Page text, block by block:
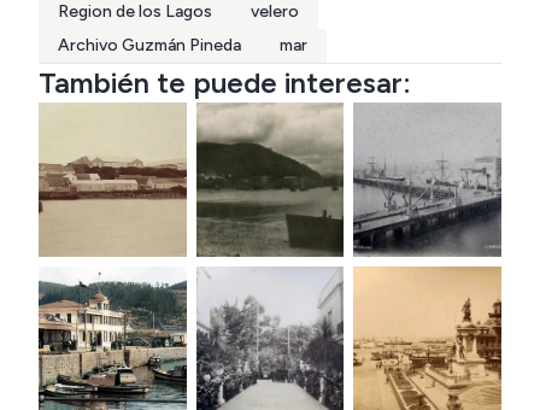
Region de los Lagos
velero
Archivo Guzmán Pineda
mar
También te puede interesar: